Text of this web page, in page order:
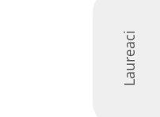
Laureaci